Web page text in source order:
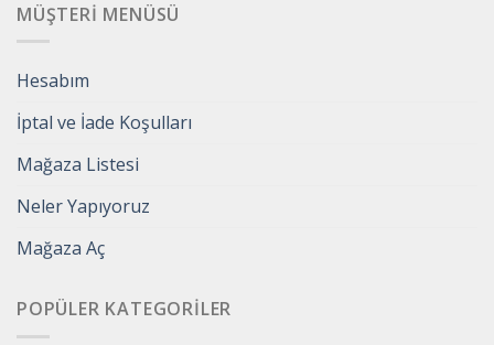
MÜŞTERI MENÜSÜ
Hesabım
İptal ve İade Koşulları
Mağaza Listesi
Neler Yapıyoruz
Mağaza Aç
POPÜLER KATEGORILER